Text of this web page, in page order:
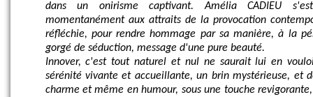
dans un onirisme captivant. Amélia CADIEU
momentanément aux attraits de la provocation
réfléchie, pour rendre hommage par sa manière, à la
gorgé de séduction, message d'une pure beauté.
Innover, c'est tout naturel et nul ne saurait lui en
sérénité vivante et accueillante, un brin mystérieuse, et
charme et même en humour, sous une touche